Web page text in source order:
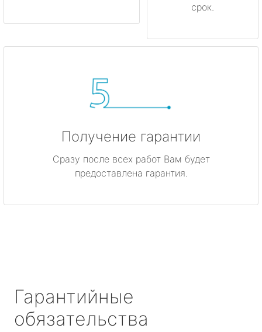
срок.
Получение гарантии
Сразу после всех работ Вам будет
предоставлена гарантия.
Гарантийные
обязательства